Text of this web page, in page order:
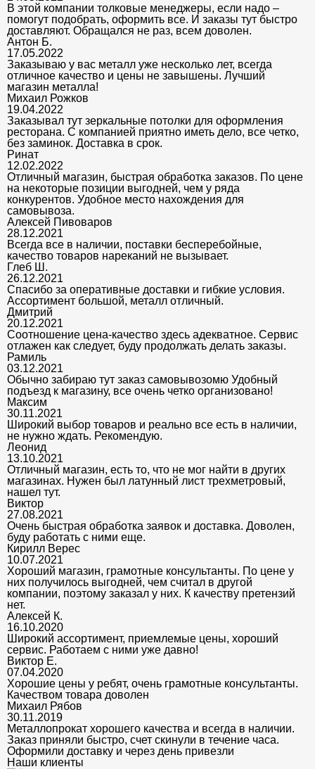
В этой компании толковые менеджеры, если надо –
помогут подобрать, оформить все. И заказы тут быстро
доставляют. Обращался не раз, всем доволен.
Антон Б.
17.05.2022
Заказываю у вас металл уже несколько лет, всегда
отличное качество и цены не завышены. Лучший
магазин металла!
Михаил Рожков
19.04.2022
Заказывал тут зеркальные потолки для оформления
ресторана. С компанией приятно иметь дело, все четко,
без заминок. Доставка в срок.
Ринат
12.02.2022
Отличный магазин, быстрая обработка заказов. По цене
на некоторые позиции выгодней, чем у ряда
конкурентов. Удобное место нахождения для
самовывоза.
Алексей Пивоваров
28.12.2021
Всегда все в наличии, поставки бесперебойные,
качество товаров нареканий не вызывает.
Глеб Ш.
26.12.2021
Спасибо за оперативные доставки и гибкие условия.
Ассортимент большой, металл отличный.
Дмитрий
20.12.2021
Соотношение цена-качество здесь адекватное. Сервис
отлажен как следует, буду продолжать делать заказы.
Рамиль
03.12.2021
Обычно забираю тут заказ самовывозомю Удобный
подъезд к магазину, все очень четко организовано!
Максим
30.11.2021
Широкий выбор товаров и реально все есть в наличии,
не нужно ждать. Рекомендую.
Леонид
13.10.2021
Отличный магазин, есть то, что не мог найти в других
магазинах. Нужен был латунный лист трехметровый,
нашел тут.
Виктор
27.08.2021
Очень быстрая обработка заявок и доставка. Доволен,
буду работать с ними еще.
Кирилл Верес
10.07.2021
Хороший магазин, грамотные консультанты. По цене у
них получилось выгодней, чем считал в другой
компании, поэтому заказал у них. К качеству претензий
нет.
Алексей К.
16.10.2020
Широкий ассортимент, приемлемые цены, хороший
сервис. Работаем с ними уже давно!
Виктор Е.
07.04.2020
Хорошие цены у ребят, очень грамотные консультанты.
Качеством товара доволен
Михаил Рябов
30.11.2019
Металлопрокат хорошего качества и всегда в наличии.
Заказ приняли быстро, счет скинули в течение часа.
Оформили доставку и через день привезли
Наши клиенты